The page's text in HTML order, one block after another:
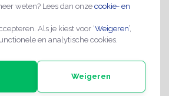
weten? Lees dan onze cookie- en
Als je kiest voor ‘Weigeren’,
en analytische cookies.
Weigeren